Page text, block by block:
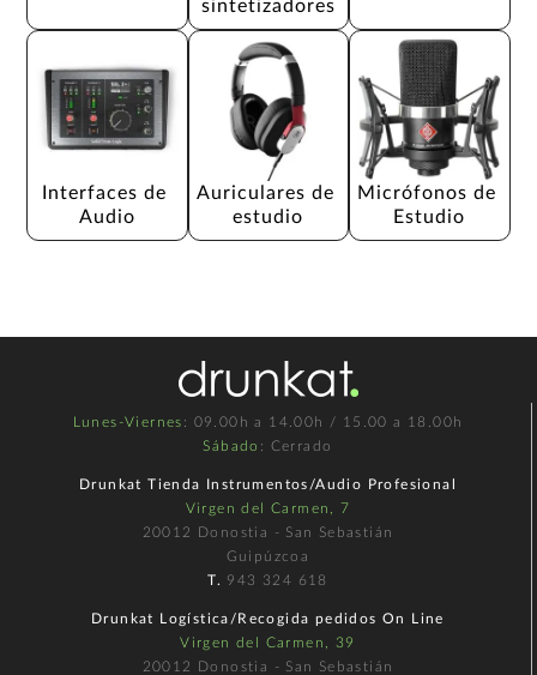
sintetizadores
Interfaces de
Audio
Auriculares de
estudio
Micrófonos de
Estudio
Lunes-Viernes : 09.00h a 14.00h / 15.00 a 18.00h
Sábado : Cerrado
Drunkat Tienda Instrumentos/Audio Profesional
Virgen del Carmen, 7
20012 Donostia - San Sebastián
Guipúzcoa
T. 943 324 618
Drunkat Logística/Recogida pedidos On Line
Virgen del Carmen, 39
20012 Donostia - San Sebastián